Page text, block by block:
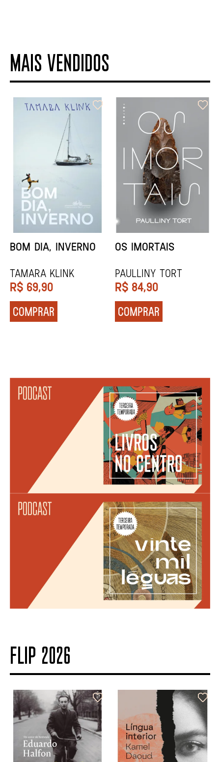
MAIS VENDIDOS
ORIXÁS
REGINALDO PRANDI
R$ 79,90
COMPRAR
ORAÇÃO PARA
Socorro Acioli
R$ 74,90
COMPRAR
FLIP 2026